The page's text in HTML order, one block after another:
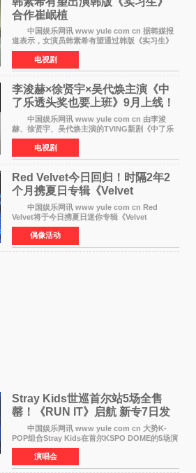
合作崔岷植
中国娱乐网讯 www yule com cn 据韩媒报
道表示，女演员韩素希有望通过韩版《实习生》
回归荧幕，合作前辈演员崔岷植。 根据消息
表示，演员韩素希目前已经结束了电视剧《Y计
划》的拍摄工
电视剧
李浚赫×徐贤宇×吴代焕主演《中
了乐透头奖也要上班》9月上线！
TVING先网后台
中国娱乐网讯 www yule com cn 由李浚
赫、徐贤宇、吴代焕主演的TVING新剧《中了乐
透头奖也要上班》定档9月10日播出，随后于9月
14日起登陆tvN月火档，实现先网后台双平台播出
模式。 本剧改
电视剧
Red Velvet今日回归！时隔2年2
个月携夏日专辑《Velvet
Summer》重启完整体活动
中国娱乐网讯 www yule com cn Red
Velvet将于今日携夏日迷你专辑《Velvet
Summer》时隔2年2个月重启完整体活动。这张
于8月3日发行的专辑，主打柔和成熟氛围的夏日
音乐，收录了成员们想着
偶像活动
Stray Kids世巡首尔站5场全售
罄！《RUN IT》启航 新专7日发
中国娱乐网讯 www yule com cn 大势K-
POP组合Stray Kids在首尔KSPO DOME的5场演
唱会全部售罄，为新世界巡演拉开序幕。据所属
社JYP娱乐透露，Stray Kids于上月25至26日、
29日及本月1至2日
演唱会